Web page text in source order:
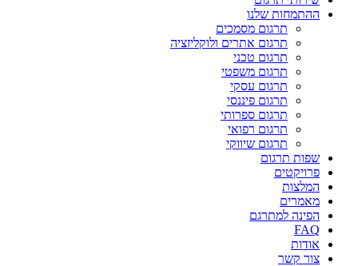
ההתמחות שלנו
תרגום מסמכים
תרגום אתרים ולוקליזציה
תרגום טכני
תרגום משפטי
תרגום עסקי
תרגום פיננסי
תרגום ספרותי
תרגום רפואי
תרגום שיווקי
שפות תרגום
פרויקטים
המלצות
מאמרים
הפינה למתרגם
FAQ
אודות
צור קשר